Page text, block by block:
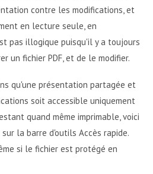
contre les modifications, et
en lecture seule, en
pas illogique puisqu'il y a toujours
un fichier PDF, et de le modifier.
qu'une présentation partagée et
soit accessible uniquement
quand même imprimable, voici
la barre d'outils Accès rapide.
si le fichier est protégé en